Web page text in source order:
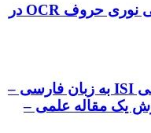
دانلود فیلم آموزش شناسایی نوری حروف OCR در
بسته ی آموزش مقاله نویسی ISI به زبان فارسی –
یک مقاله علمی –